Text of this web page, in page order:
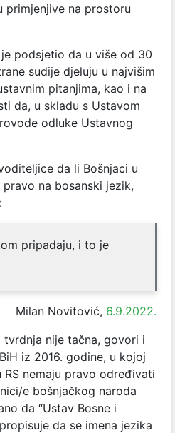
primjenjive na prostoru
podsjetio da u više od 30
sudije djeluju u najvišim
pitanjima, kao i na
da, u skladu s Ustavom
odluke Ustavnog
da li Bošnjaci u
na bosanski jezik,
pripadaju, i to je
Milan Novitović, 6.9.2022.
nije tačna, govori i
iz 2016. godine, u kojoj
nemaju pravo određivati
e bošnjačkog naroda
da “Ustav Bosne i
da se imena jezika